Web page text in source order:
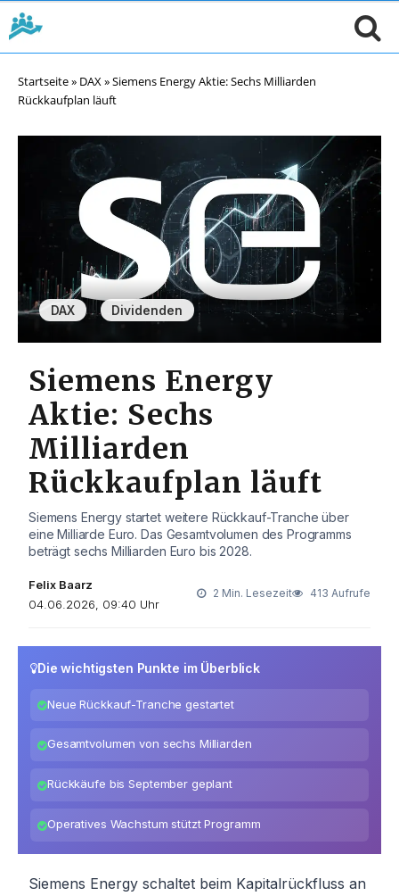
Startseite» DAX»Siemens Energy Aktie: Sechs Milliarden
Rückkaufplan läuft
DAX , Dividenden
Siemens Energy
Aktie: Sechs
Milliarden
Rückkaufplan läuft
Siemens Energy startet weitere Rückkauf-Tranche über
eine Milliarde Euro. Das Gesamtvolumen des Programms
beträgt sechs Milliarden Euro bis 2028.
Felix Baarz
04.06.2026, 09:40 Uhr
2 Min. Lesezeit 413 Aufrufe
Die wichtigsten Punkte im Überblick
Neue Rückkauf-Tranche gestartet
Gesamtvolumen von sechs Milliarden
Rückkäufe bis September geplant
Operatives Wachstum stützt Programm
Siemens Energy schaltet beim Kapitalrückfluss an